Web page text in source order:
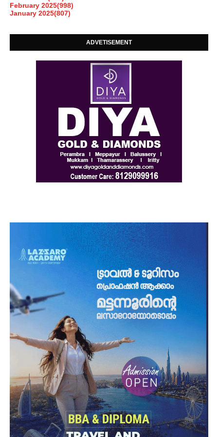
February 2025(998)
January 2025(807)
ADVETISEMENT